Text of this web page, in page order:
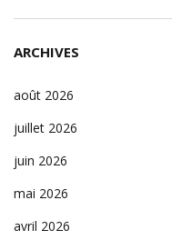
ARCHIVES
août 2026
juillet 2026
juin 2026
mai 2026
avril 2026